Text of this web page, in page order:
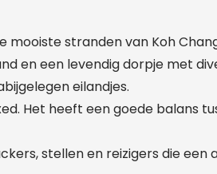
mooiste stranden van Koh
en een levendig dorpje met
eilandjes.
Het heeft een goede balans
stellen en reizigers die